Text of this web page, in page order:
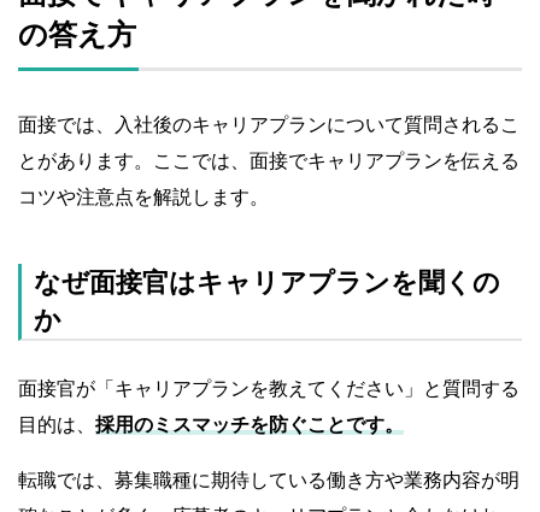
の答え方
面接では、入社後のキャリアプランについて質問されるこ
とがあります。ここでは、面接でキャリアプランを伝える
コツや注意点を解説します。
なぜ面接官はキャリアプランを聞くの
か
面接官が「キャリアプランを教えてください」と質問する
目的は、 採用のミスマッチを防ぐことです。
転職では、募集職種に期待している働き方や業務内容が明